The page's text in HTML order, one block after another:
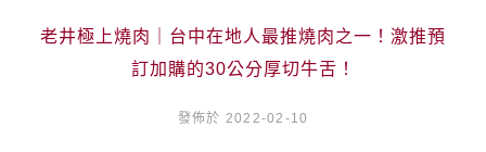
老井極上燒肉｜台中在地人最推燒肉之一！激推預
訂加購的30公分厚切牛舌！
發佈於 2022-02-10